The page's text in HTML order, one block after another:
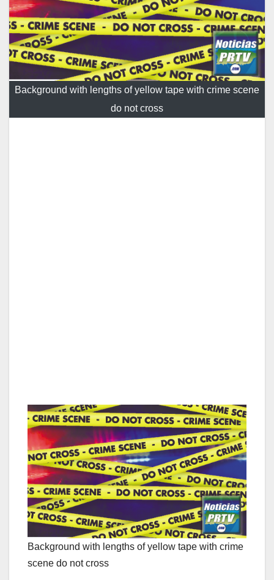
Background with lengths of yellow tape with crime scene
do not cross
Background with lengths of yellow tape with crime
scene do not cross